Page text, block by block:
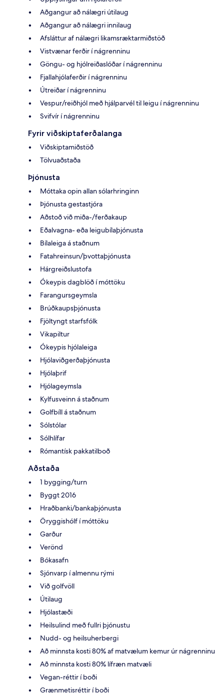
Aðgangur að nálægri útilaug
Aðgangur að nálægri innilaug
Afsláttur af nálægri likamsræktarmiðstöð
Vistvænar ferðir í nágrenninu
Göngu- og hjólreiðaslóðar í nágrenninu
Fjallahjólaferðir í nágrenninu
Útreiðar í nágrenninu
Vespur/reiðhjól með hjálparvél til leigu í nágrenninu
Svifvír í nágrenninu
Fyrir viðskiptaferðalanga
Viðskiptamiðstöð
Tölvuaðstaða
Þjónusta
Móttaka opin allan sólarhringinn
Þjónusta gestastjóra
Aðstoð við miða-/ferðakaup
Eðalvagna- eða leigubílaþjónusta
Bílaleiga á staðnum
Fatahreinsun/þvottaþjónusta
Hárgreiðslustofa
Ókeypis dagblöð í móttöku
Farangursgeymsla
Brúðkaupsþjónusta
Fjöltyngt starfsfólk
Vikapiltur
Ókeypis hjólaleiga
Hjólaviðgerðaþjónusta
Hjólaþrif
Hjólageymsla
Kylfusveinn á staðnum
Golfbíll á staðnum
Sólstólar
Sólhlífar
Rómantísk pakkatilboð
Aðstaða
1 bygging/turn
Byggt 2016
Hraðbanki/bankaþjónusta
Öryggishólf í móttöku
Garður
Verönd
Bókasafn
Sjónvarp í almennu rými
Við golfvöll
Útilaug
Hjólastæði
Heilsulind með fullri þjónustu
Nudd- og heilsuherbergi
Að minnsta kosti 80% af matvælum kemur úr nágrenninu
Að minnsta kosti 80% lífræn matvæli
Vegan-réttir í boði
Grænmetisréttir í boði